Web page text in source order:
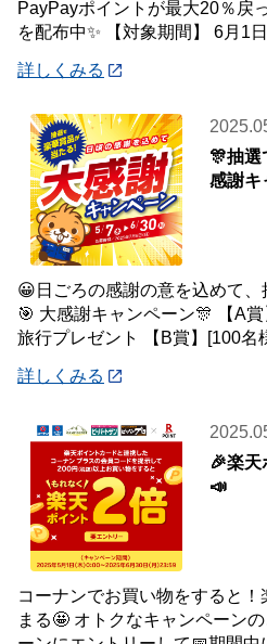
PayPayポイントが最大20％戻
を配布中✨ 【対象期間】 6月1日(日)～6月30日(月) ※早期
詳しくみる
🎊抽選
感謝キ
😀日ごろの感謝の意を込めて
🎯 大感謝キャンペーン🎊 【A賞】[50組100名様] ・選べる
旅行プレゼント 【B賞】[100名様] ・コーナン商品券
詳しくみる
🎉楽
📣
コーナンでお買い物をすると
まる🤩 オトクなキャンペーンのご案内